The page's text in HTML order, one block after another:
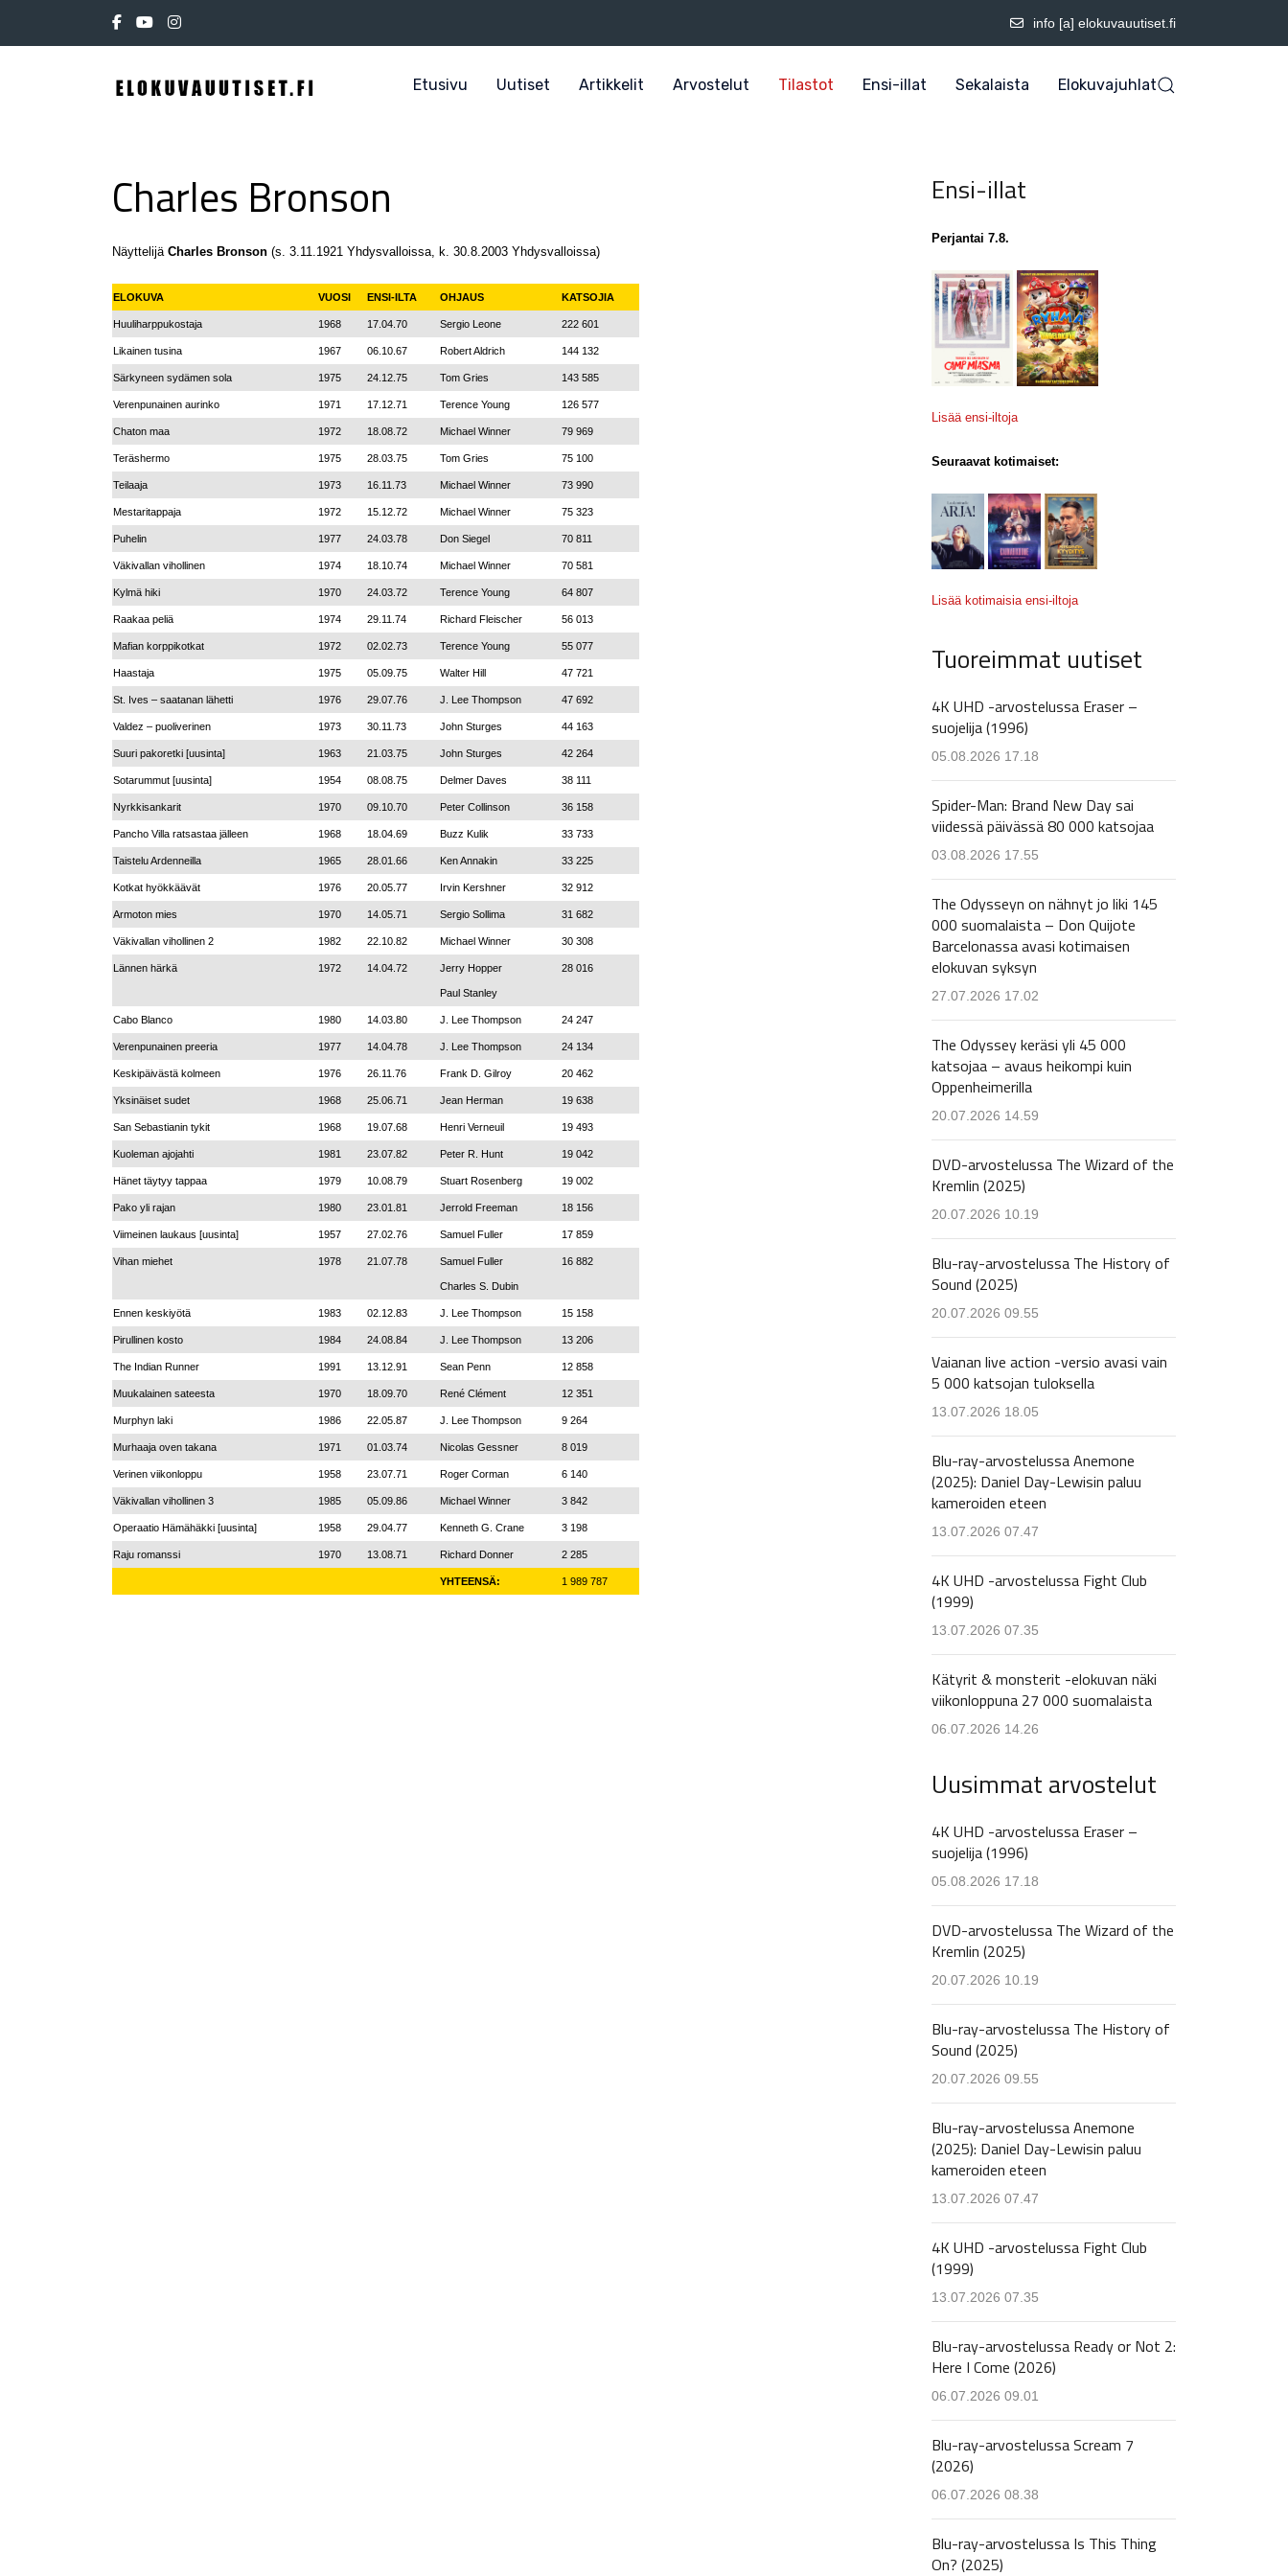
info [a] elokuvauutiset.fi
Etusivu Uutiset Artikkelit Arvostelut Tilastot Ensi-illat Sekalaista Elokuvajuhlat
Charles Bronson
Näyttelijä Charles Bronson (s. 3.11.1921 Yhdysvalloissa, k. 30.8.2003 Yhdysvalloissa)
ELOKUVA VUOSI ENSI-ILTA OHJAUS KATSOJIA
Huuliharppukostaja 1968 17.04.70 Sergio Leone 222 601
Likainen tusina 1967 06.10.67 Robert Aldrich 144 132
Särkyneen sydämen sola 1975 24.12.75 Tom Gries 143 585
Verenpunainen aurinko 1971 17.12.71 Terence Young 126 577
Chaton maa 1972 18.08.72 Michael Winner 79 969
Teräshermo 1975 28.03.75 Tom Gries 75 100
Teilaaja 1973 16.11.73 Michael Winner 73 990
Mestaritappaja 1972 15.12.72 Michael Winner 75 323
Puhelin 1977 24.03.78 Don Siegel 70 811
Väkivallan vihollinen 1974 18.10.74 Michael Winner 70 581
Kylmä hiki 1970 24.03.72 Terence Young 64 807
Raakaa peliä 1974 29.11.74 Richard Fleischer 56 013
Mafian korppikotkat 1972 02.02.73 Terence Young 55 077
Haastaja 1975 05.09.75 Walter Hill 47 721
St. Ives – saatanan lähetti 1976 29.07.76 J. Lee Thompson 47 692
Valdez – puoliverinen 1973 30.11.73 John Sturges 44 163
Suuri pakoretki [uusinta] 1963 21.03.75 John Sturges 42 264
Sotarummut [uusinta] 1954 08.08.75 Delmer Daves 38 111
Nyrkkisankarit 1970 09.10.70 Peter Collinson 36 158
Pancho Villa ratsastaa jälleen 1968 18.04.69 Buzz Kulik 33 733
Taistelu Ardenneilla 1965 28.01.66 Ken Annakin 33 225
Kotkat hyökkäävät 1976 20.05.77 Irvin Kershner 32 912
Armoton mies 1970 14.05.71 Sergio Sollima 31 682
Väkivallan vihollinen 2 1982 22.10.82 Michael Winner 30 308
Lännen härkä 1972 14.04.72 Jerry Hopper
Paul Stanley
28 016
Cabo Blanco 1980 14.03.80 J. Lee Thompson 24 247
Verenpunainen preeria 1977 14.04.78 J. Lee Thompson 24 134
Keskipäivästä kolmeen 1976 26.11.76 Frank D. Gilroy 20 462
Yksinäiset sudet 1968 25.06.71 Jean Herman 19 638
San Sebastianin tykit 1968 19.07.68 Henri Verneuil 19 493
Kuoleman ajojahti 1981 23.07.82 Peter R. Hunt 19 042
Hänet täytyy tappaa 1979 10.08.79 Stuart Rosenberg 19 002
Pako yli rajan 1980 23.01.81 Jerrold Freeman 18 156
Viimeinen laukaus [uusinta] 1957 27.02.76 Samuel Fuller 17 859
Vihan miehet 1978 21.07.78 Samuel Fuller
Charles S. Dubin
16 882
Ennen keskiyötä 1983 02.12.83 J. Lee Thompson 15 158
Pirullinen kosto 1984 24.08.84 J. Lee Thompson 13 206
The Indian Runner 1991 13.12.91 Sean Penn 12 858
Muukalainen sateesta 1970 18.09.70 René Clément 12 351
Murphyn laki 1986 22.05.87 J. Lee Thompson 9 264
Murhaaja oven takana 1971 01.03.74 Nicolas Gessner 8 019
Verinen viikonloppu 1958 23.07.71 Roger Corman 6 140
Väkivallan vihollinen 3 1985 05.09.86 Michael Winner 3 842
Operaatio Hämähäkki [uusinta] 1958 29.04.77 Kenneth G. Crane 3 198
Raju romanssi 1970 13.08.71 Richard Donner 2 285
YHTEENSÄ: 1 989 787
Ensi-illat
Perjantai 7.8.
Lisää ensi-iltoja
Seuraavat kotimaiset:
Lisää kotimaisia ensi-iltoja
Tuoreimmat uutiset
4K UHD -arvostelussa Eraser –
suojelija (1996)
05.08.2026 17.18
Spider-Man: Brand New Day sai
viidessä päivässä 80 000 katsojaa
03.08.2026 17.55
The Odysseyn on nähnyt jo liki 145
000 suomalaista – Don Quijote
Barcelonassa avasi kotimaisen
elokuvan syksyn
27.07.2026 17.02
The Odyssey keräsi yli 45 000
katsojaa – avaus heikompi kuin
Oppenheimerilla
20.07.2026 14.59
DVD-arvostelussa The Wizard of the
Kremlin (2025)
20.07.2026 10.19
Blu-ray-arvostelussa The History of
Sound (2025)
20.07.2026 09.55
Vaianan live action -versio avasi vain
5 000 katsojan tuloksella
13.07.2026 18.05
Blu-ray-arvostelussa Anemone
(2025): Daniel Day-Lewisin paluu
kameroiden eteen
13.07.2026 07.47
4K UHD -arvostelussa Fight Club
(1999)
13.07.2026 07.35
Kätyrit & monsterit -elokuvan näki
viikonloppuna 27 000 suomalaista
06.07.2026 14.26
Uusimmat arvostelut
4K UHD -arvostelussa Eraser –
suojelija (1996)
05.08.2026 17.18
DVD-arvostelussa The Wizard of the
Kremlin (2025)
20.07.2026 10.19
Blu-ray-arvostelussa The History of
Sound (2025)
20.07.2026 09.55
Blu-ray-arvostelussa Anemone
(2025): Daniel Day-Lewisin paluu
kameroiden eteen
13.07.2026 07.47
4K UHD -arvostelussa Fight Club
(1999)
13.07.2026 07.35
Blu-ray-arvostelussa Ready or Not 2:
Here I Come (2026)
06.07.2026 09.01
Blu-ray-arvostelussa Scream 7
(2026)
06.07.2026 08.38
Blu-ray-arvostelussa Is This Thing
On? (2025)